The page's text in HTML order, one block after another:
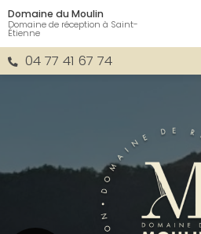
Aller
au
contenu
principal04 77 41 67 74
Domaine du Moulin
Domaine de réception à Saint-
Étienne